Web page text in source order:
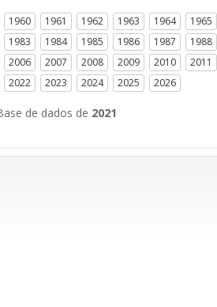
1960 1961 1962 1963 1964 1965
1983 1984 1985 1986 1987 1988
2006 2007 2008 2009 2010 2011
2022 2023 2024 2025 2026
de dados de 2021